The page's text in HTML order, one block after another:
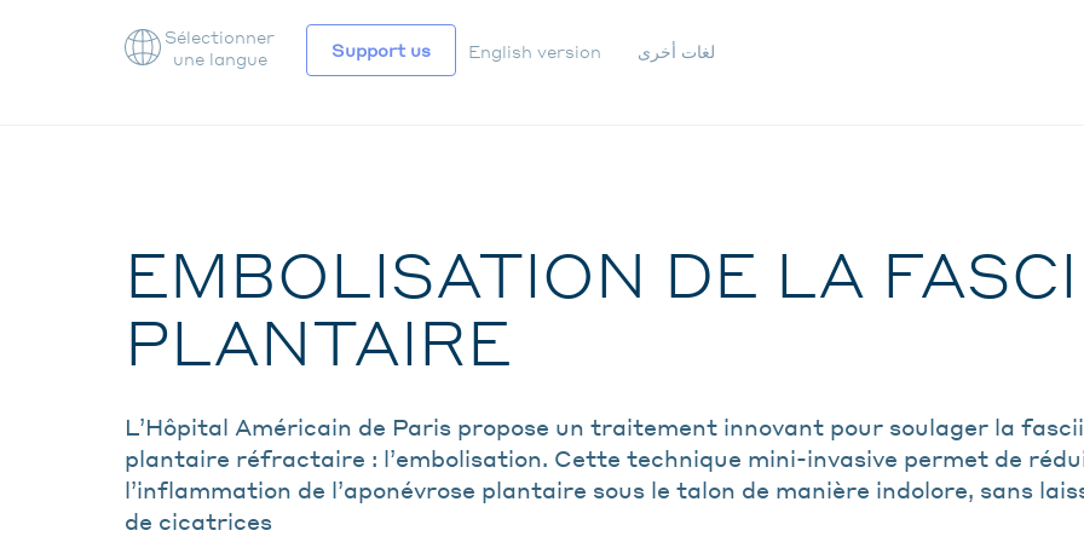
لغات أخرى English version
Support us
Sélectionner
une langue
EMBOLISATION DE LA
PLANTAIRE
L’Hôpital Américain de Paris propose un traitement innovant pour soulager la
plantaire réfractaire : l’embolisation. Cette technique mini-invasive permet de
l’inflammation de l’aponévrose plantaire sous le talon de manière indolore, sans
de cicatrices